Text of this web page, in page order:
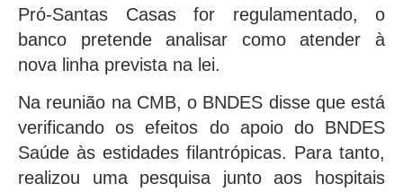
Pró-Santas Casas for regulamentado, o
banco pretende analisar como atender à
nova linha prevista na lei.
Na reunião na CMB, o BNDES disse que está
verificando os efeitos do apoio do BNDES
Saúde às estidades filantrópicas. Para tanto,
realizou uma pesquisa junto aos hospitais